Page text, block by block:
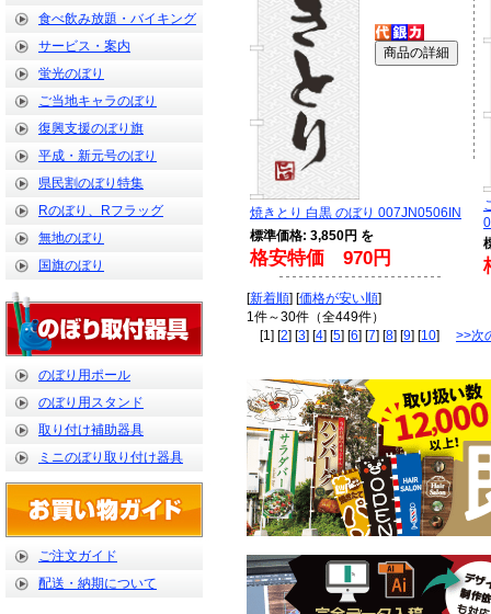
食べ飲み放題・バイキング
サービス・案内
蛍光のぼり
ご当地キャラのぼり
復興支援のぼり旗
平成・新元号のぼり
県民割のぼり特集
Rのぼり、Rフラッグ
無地のぼり
国旗のぼり
のぼり用ポール
のぼり用スタンド
取り付け補助器具
ミニのぼり取り付け器具
ご注文ガイド
配送・納期について
焼きとり 白黒 のぼり 007JN0506IN
標準価格: 3,850円 を
格安特価 970円
[新着順] [価格が安い順]
1件～30件（全449件）
[1] [2] [3] [4] [5] [6] [7] [8] [9] [10] >>次